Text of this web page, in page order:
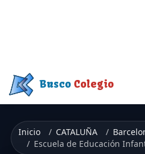
Busco Colegio
Inicio CATALUÑA
Escuela de Educación